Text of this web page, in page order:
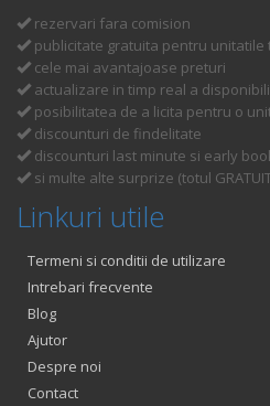
rezervari fara comision
publicitate gratuita pentru unitatile
cele mai avantajoase preturi
actualizare in timp real a
posibilitatea de a licita pentru o
discounturi de findelitate
discounturi last minute si early
si multe alte surprize (totul
Linkuri utile
Termeni si conditii de utilizare
Intrebari frecvente
Blog
Ajutor
Despre noi
Contact